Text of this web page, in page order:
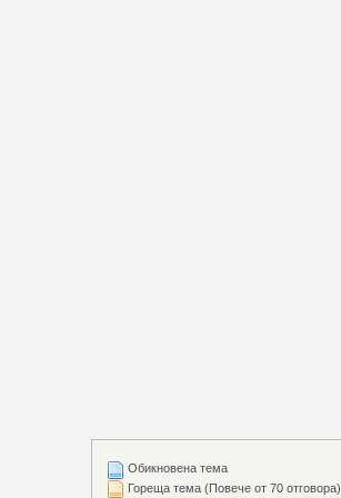
Обикновена тема
Гореща тема (Повече от 70 отговора)